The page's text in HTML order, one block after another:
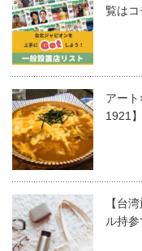
覧はコ
アー
1921】
【台
ル持